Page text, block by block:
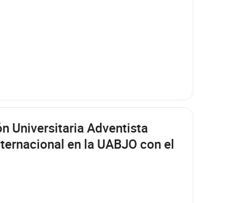
Universitaria Adventista
en la UABJO con el